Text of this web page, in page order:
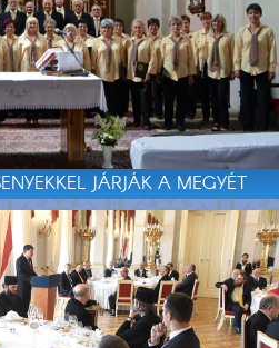
JÁRJÁK A MEGYÉT